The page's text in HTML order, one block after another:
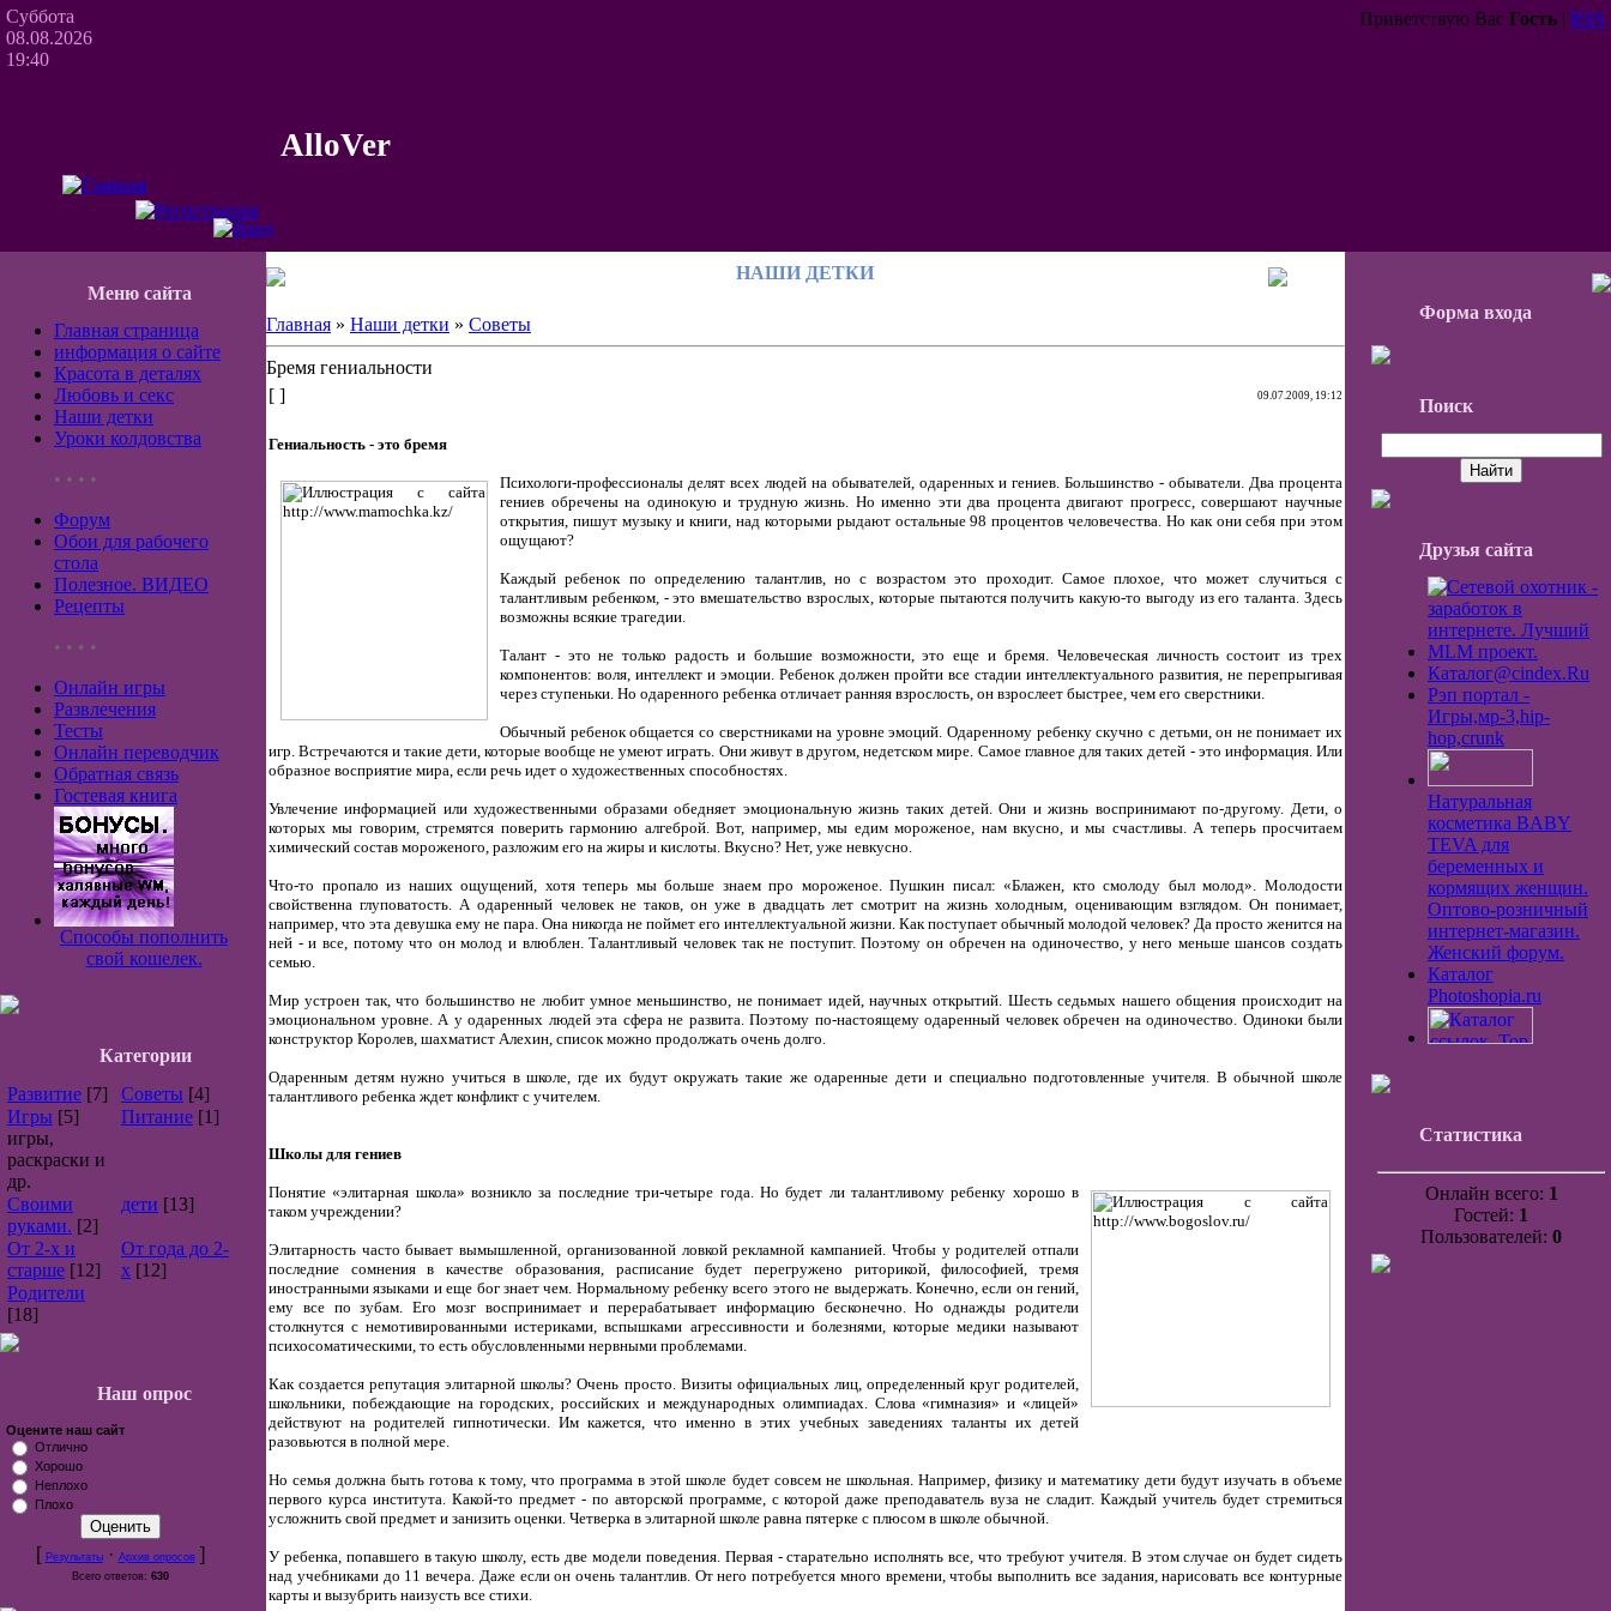
Суббота
08.08.2026
19:40
Приветствую Вас Гость | RSS
AlloVer
Меню сайта
Главная страница
информация о сайте
Красота в деталях
Любовь и секс
Наши детки
Уроки колдовства
• • • •
Форум
Обои для рабочего
стола
Полезное. ВИДЕО
Рецепты
• • • •
Онлайн игры
Развлечения
Тесты
Онлайн переводчик
Обратная связь
Гостевая книга
Способы пополнить
свой кошелек.
Категории
Развитие [7] Советы [4]
Игры [5]
игры,
раскраски и
др.
Питание [1]
Своими
руками. [2]
дети [13]
От 2-х и
старше [12]
От года до 2-
х [12]
Родители
[18]
Наш опрос
Оцените наш сайт
Отлично
Хорошо
Неплохо
Плохо
[ Результаты· Архив опросов]
Всего ответов: 630
НАШИ ДЕТКИ
Главная » Наши детки » Советы
Бремя гениальности
[ ]
09.07.2009, 19:12
Гениальность - это бремя
Психологи-профессионалы делят всех людей на обывателей, одаренных и гениев. Большинство - обыватели. Два процента
гениев обречены на одинокую и трудную жизнь. Но именно эти два процента двигают прогресс, совершают научные
открытия, пишут музыку и книги, над которыми рыдают остальные 98 процентов человечества. Но как они себя при этом
ощущают?
Каждый ребенок по определению талантлив, но с возрастом это проходит. Самое плохое, что может случиться с
талантливым ребенком, - это вмешательство взрослых, которые пытаются получить какую-то выгоду из его таланта. Здесь
возможны всякие трагедии.
Талант - это не только радость и большие возможности, это еще и бремя. Человеческая личность состоит из трех
компонентов: воля, интеллект и эмоции. Ребенок должен пройти все стадии интеллектуального развития, не перепрыгивая
через ступеньки. Но одаренного ребенка отличает ранняя взрослость, он взрослеет быстрее, чем его сверстники.
Обычный ребенок общается со сверстниками на уровне эмоций. Одаренному ребенку скучно с детьми, он не понимает их
игр. Встречаются и такие дети, которые вообще не умеют играть. Они живут в другом, недетском мире. Самое главное для таких детей - это информация. Или
образное восприятие мира, если речь идет о художественных способностях.
Увлечение информацией или художественными образами обедняет эмоциональную жизнь таких детей. Они и жизнь воспринимают по-другому. Дети, о
которых мы говорим, стремятся поверить гармонию алгеброй. Вот, например, мы едим мороженое, нам вкусно, и мы счастливы. А теперь просчитаем
химический состав мороженого, разложим его на жиры и кислоты. Вкусно? Нет, уже невкусно.
Что-то пропало из наших ощущений, хотя теперь мы больше знаем про мороженое. Пушкин писал: «Блажен, кто смолоду был молод». Молодости
свойственна глуповатость. А одаренный человек не таков, он уже в двадцать лет смотрит на жизнь холодным, оценивающим взглядом. Он понимает,
например, что эта девушка ему не пара. Она никогда не поймет его интеллектуальной жизни. Как поступает обычный молодой человек? Да просто женится на
ней - и все, потому что он молод и влюблен. Талантливый человек так не поступит. Поэтому он обречен на одиночество, у него меньше шансов создать
семью.
Мир устроен так, что большинство не любит умное меньшинство, не понимает идей, научных открытий. Шесть седьмых нашего общения происходит на
эмоциональном уровне. А у одаренных людей эта сфера не развита. Поэтому по-настоящему одаренный человек обречен на одиночество. Одиноки были
конструктор Королев, шахматист Алехин, список можно продолжать очень долго.
Одаренным детям нужно учиться в школе, где их будут окружать такие же одаренные дети и специально подготовленные учителя. В обычной школе
талантливого ребенка ждет конфликт с учителем.
Школы для гениев
Понятие «элитарная школа» возникло за последние три-четыре года. Но будет ли талантливому ребенку хорошо в
таком учреждении?
Элитарность часто бывает вымышленной, организованной ловкой рекламной кампанией. Чтобы у родителей отпали
последние сомнения в качестве образования, расписание будет перегружено риторикой, философией, тремя
иностранными языками и еще бог знает чем. Нормальному ребенку всего этого не выдержать. Конечно, если он гений,
ему все по зубам. Его мозг воспринимает и перерабатывает информацию бесконечно. Но однажды родители
столкнутся с немотивированными истериками, вспышками агрессивности и болезнями, которые медики называют
психосоматическими, то есть обусловленными нервными проблемами.
Как создается репутация элитарной школы? Очень просто. Визиты официальных лиц, определенный круг родителей,
школьники, побеждающие на городских, российских и международных олимпиадах. Слова «гимназия» и «лицей»
действуют на родителей гипнотически. Им кажется, что именно в этих учебных заведениях таланты их детей
разовьются в полной мере.
Но семья должна быть готова к тому, что программа в этой школе будет совсем не школьная. Например, физику и математику дети будут изучать в объеме
первого курса института. Какой-то предмет - по авторской программе, с которой даже преподаватель вуза не сладит. Каждый учитель будет стремиться
усложнить свой предмет и занизить оценки. Четверка в элитарной школе равна пятерке с плюсом в школе обычной.
У ребенка, попавшего в такую школу, есть две модели поведения. Первая - старательно исполнять все, что требуют учителя. В этом случае он будет сидеть
над учебниками до 11 вечера. Даже если он очень талантлив. От него потребуется много времени, чтобы выполнить все задания, нарисовать все контурные
карты и вызубрить наизусть все стихи.
Форма входа
Поиск
Друзья сайта
Каталог@cindex.Ru
Рэп портал -
Игры,мp-3,hip-
hop,crunk
Натуральная
косметика BABY
TEVA для
беременных и
кормящих женщин.
Оптово-розничный
интернет-магазин.
Женский форум.
Каталог
Photoshopia.ru
Статистика
Онлайн всего: 1
Гостей: 1
Пользователей: 0